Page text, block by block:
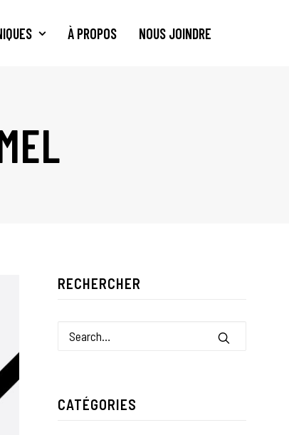
À PROPOS NOUS JOINDRE
RECHERCHER
CATÉGORIES